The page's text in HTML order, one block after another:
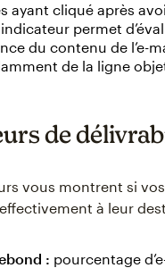
ayant cliqué après
permet
du contenu de l’e-
de la ligne
de
vous montrent si
à leur
: pourcentage